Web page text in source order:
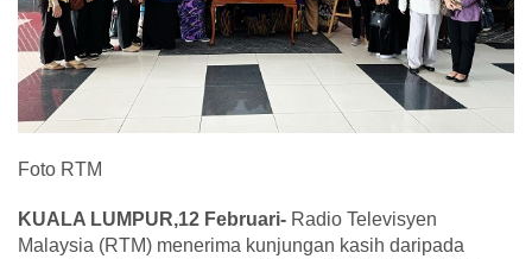
Foto RTM
KUALA LUMPUR,12 Februari- Radio Televisyen
Malaysia (RTM) menerima kunjungan kasih daripada